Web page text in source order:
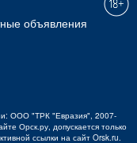
объявления
ООО "ТРК "Евразия", 2007-
Орск.ру, допускается только
ссылки на сайт Orsk.ru.